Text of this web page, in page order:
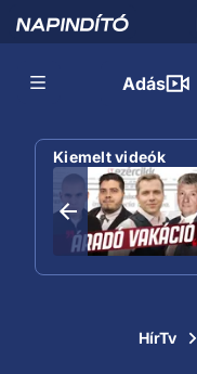
Adás
Kiemelt videók
HírTv